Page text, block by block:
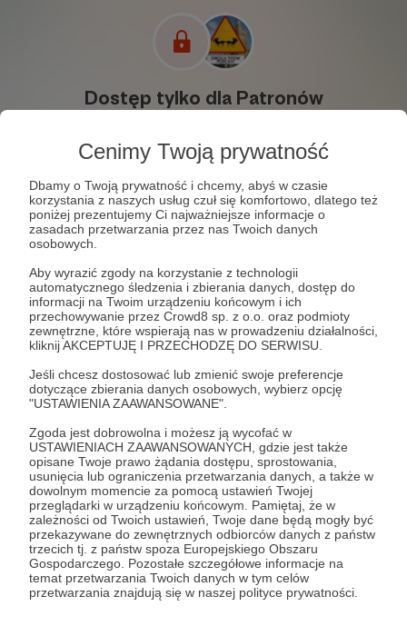
Cenimy Twoją prywatność
Dbamy o Twoją prywatność i chcemy, abyś w czasie
korzystania z naszych usług czuł się komfortowo, dlatego też
poniżej prezentujemy Ci najważniejsze informacje o
zasadach przetwarzania przez nas Twoich danych
osobowych.
Aby wyrazić zgody na korzystanie z technologii
automatycznego śledzenia i zbierania danych, dostęp do
informacji na Twoim urządzeniu końcowym i ich
przechowywanie przez Crowd8 sp. z o.o. oraz podmioty
zewnętrzne, które wspierają nas w prowadzeniu działalności,
kliknij AKCEPTUJĘ I PRZECHODZĘ DO SERWISU.
Jeśli chcesz dostosować lub zmienić swoje preferencje
dotyczące zbierania danych osobowych, wybierz opcję
"USTAWIENIA ZAAWANSOWANE".
Zgoda jest dobrowolna i możesz ją wycofać w
USTAWIENIACH ZAAWANSOWANYCH, gdzie jest także
opisane Twoje prawo żądania dostępu, sprostowania,
usunięcia lub ograniczenia przetwarzania danych, a także w
dowolnym momencie za pomocą ustawień Twojej
przeglądarki w urządzeniu końcowym. Pamiętaj, że w
zależności od Twoich ustawień, Twoje dane będą mogły być
przekazywane do zewnętrznych odbiorców danych z państw
trzecich tj. z państw spoza Europejskiego Obszaru
Gospodarczego. Pozostałe szczegółowe informacje na
temat przetwarzania Twoich danych w tym celów
przetwarzania znajdują się w naszej polityce prywatności.
4717wyświetleń
Komentarze
Wojciech Kies
3 lata temu
Specjalnie dlatego zostałem patronem
Wiktor Rejczak
3 lata temu